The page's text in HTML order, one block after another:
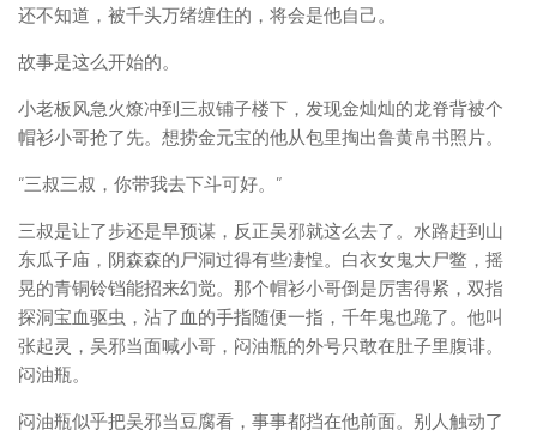
还不知道，被千头万绪缠住的，将会是他自己。
故事是这么开始的。
小老板风急火燎冲到三叔铺子楼下，发现金灿灿的龙脊背被个
帽衫小哥抢了先。想捞金元宝的他从包里掏出鲁黄帛书照片。
“三叔三叔，你带我去下斗可好。”
三叔是让了步还是早预谋，反正吴邪就这么去了。水路赶到山
东瓜子庙，阴森森的尸洞过得有些凄惶。白衣女鬼大尸鳖，摇
晃的青铜铃铛能招来幻觉。那个帽衫小哥倒是厉害得紧，双指
探洞宝血驱虫，沾了血的手指随便一指，千年鬼也跪了。他叫
张起灵，吴邪当面喊小哥，闷油瓶的外号只敢在肚子里腹诽。
闷油瓶。
闷油瓶似乎把吴邪当豆腐看，事事都挡在他前面。别人触动了